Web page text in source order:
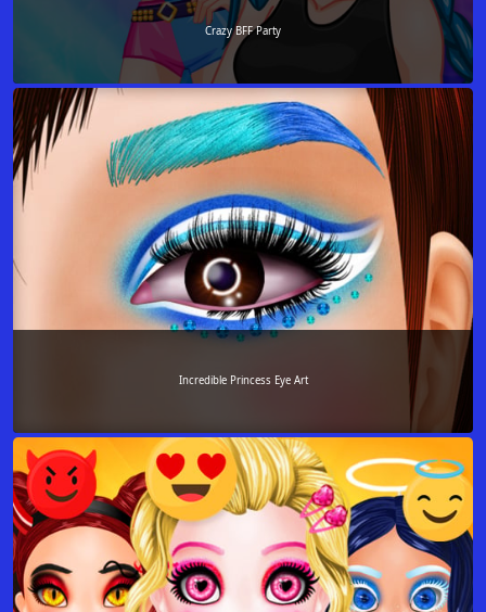
Crazy BFF Party
Incredible Princess Eye Art